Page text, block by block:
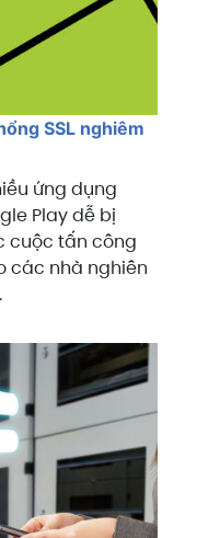
SSL nghiêm
ứng dụng
Play dễ bị
cuộc tấn công
các nhà nghiên